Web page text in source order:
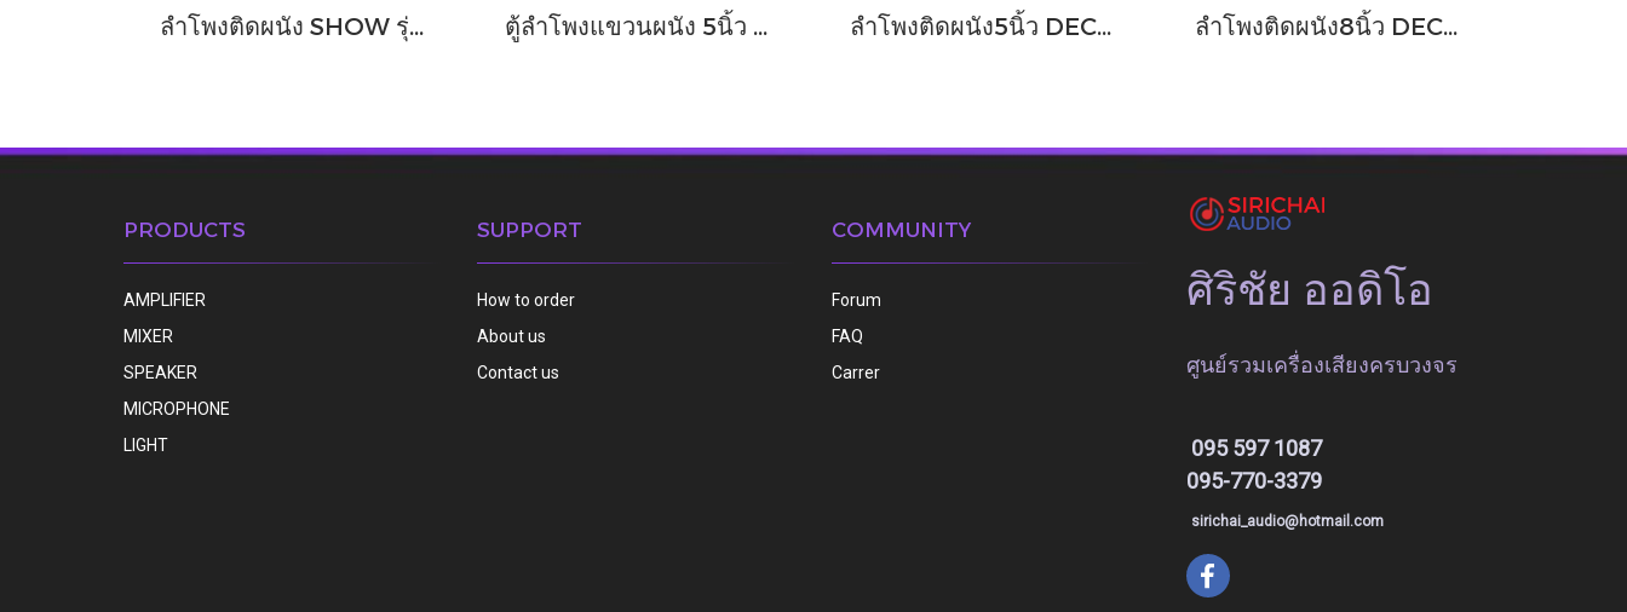
ลำโพงติดผนัง SHOW รุ่น CSB-20T , CSB-20 ตู้ลำโพงแขวนผนัง 5นิ้ว DECCON รุ่น SERN5B ลำโพงติดผนัง5นิ้ว DECCON รุ่น SOON 5V ลำโพงติดผนัง8นิ้ว DECCON รุ่น PV8 , PV8t ราคาต่อคู่ 800วัต์ พร้อมขาแขวน
PRODUCTS
AMPLIFIER
MIXER
SPEAKER
MICROPHONE
LIGHT
SUPPORT
How to order
About us
Contact us
COMMUNITY
Forum
FAQ
Carrer
ศิริชัย ออดิโอ
ศูนย์รวมเครื่องเสียงครบวงจร
095 597 1087
095-770-3379
sirichai_audio@hotmail.com